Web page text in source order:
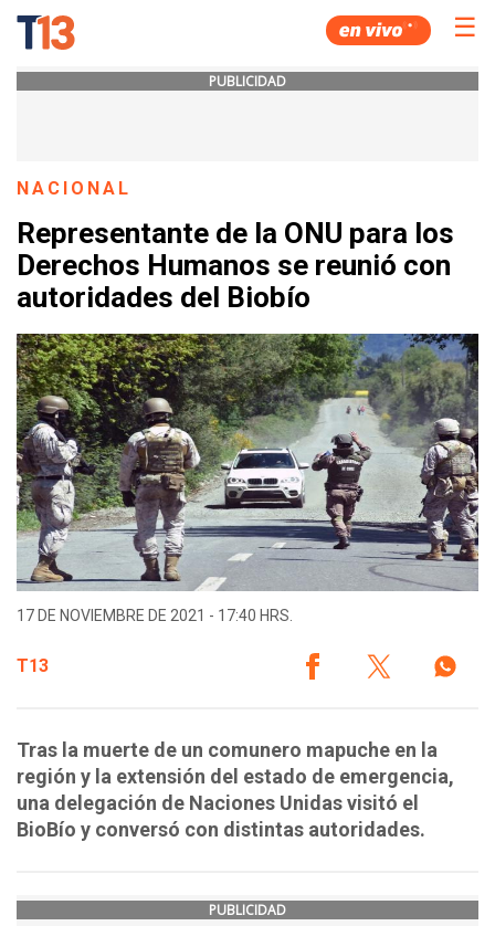
☰
PUBLICIDAD
NACIONAL
Representante de la ONU para los
Derechos Humanos se reunió con
autoridades del Biobío
17 DE NOVIEMBRE DE 2021 - 17:40 HRS.
T13
Tras la muerte de un comunero mapuche en la
región y la extensión del estado de emergencia,
una delegación de Naciones Unidas visitó el
BioBío y conversó con distintas autoridades.
PUBLICIDAD